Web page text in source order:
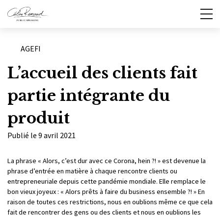
Catégories
AGEFI
L’accueil des clients fait
partie intégrante du
produit
Publié le 9 avril 2021
La phrase « Alors, c’est dur avec ce Corona, hein ?! » est devenue la
phrase d’entrée en matière à chaque rencontre clients ou
entrepreneuriale depuis cette pandémie mondiale. Elle remplace le
bon vieux joyeux : « Alors prêts à faire du business ensemble ?! » En
raison de toutes ces restrictions, nous en oublions même ce que cela
fait de rencontrer des gens ou des clients et nous en oublions les